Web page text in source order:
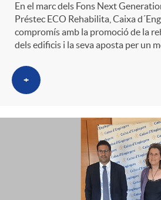
En el marc dels Fons Next
Préstec ECO Rehabilita, Caixa
compromís amb la promoció de la
dels edificis i la seva aposta per un
+